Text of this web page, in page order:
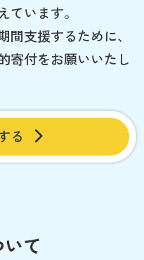
います。
支援するために、
寄付をお願いいたし
る
て